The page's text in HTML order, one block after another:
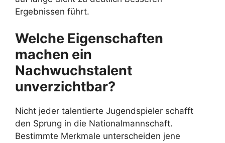
Ergebnissen führt.
Welche Eigenschaften
machen ein
Nachwuchstalent
unverzichtbar?
Nicht jeder talentierte Jugendspieler schafft
den Sprung in die Nationalmannschaft.
Bestimmte Merkmale unterscheiden jene